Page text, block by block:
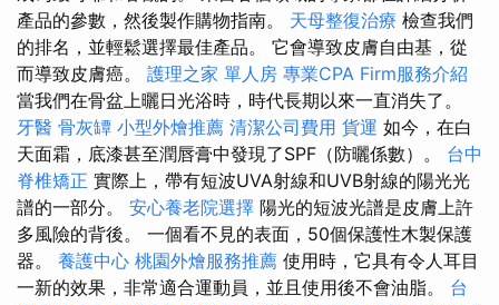
產品的參數，然後製作購物指南。 天母整復治療 檢查我們
的排名，並輕鬆選擇最佳產品。 它會導致皮膚自由基，從
而導致皮膚癌。 護理之家 單人房 專業CPA Firm服務介紹
當我們在骨盆上曬日光浴時，時代長期以來一直消失了。
牙醫 骨灰罈 小型外燴推薦 清潔公司費用 貨運 如今，在白
天面霜，底漆甚至潤唇膏中發現了SPF（防曬係數）。 台中
脊椎矯正 實際上，帶有短波UVA射線和UVB射線的陽光光
譜的一部分。 安心養老院選擇 陽光的短波光譜是皮膚上許
多風險的背後。 一個看不見的表面，50個保護性木製保護
器。 養護中心 桃園外燴服務推薦 使用時，它具有令人耳目
一新的效果，非常適合運動員，並且使用後不會油脂。 台